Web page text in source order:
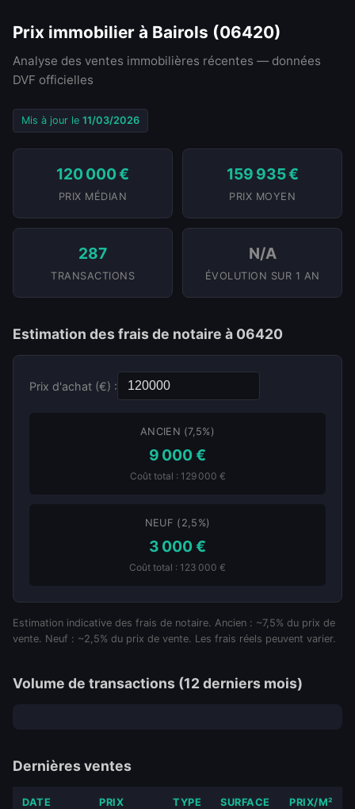
Prix immobilier à Bairols (06420)
Analyse des ventes immobilières récentes — données
DVF officielles
Mis à jour le 11/03/2026
120 000 €
PRIX MÉDIAN
159 935 €
PRIX MOYEN
287
TRANSACTIONS
N/A
ÉVOLUTION SUR 1 AN
Estimation des frais de notaire à 06420
Prix d'achat (€) :
ANCIEN (7,5%)
9 000 €
Coût total : 129 000 €
NEUF (2,5%)
3 000 €
Coût total : 123 000 €
Estimation indicative des frais de notaire. Ancien : ~7,5% du prix de
vente. Neuf : ~2,5% du prix de vente. Les frais réels peuvent varier.
Volume de transactions (12 derniers mois)
Dernières ventes
DATE PRIX TYPE SURFACE PRIX/M²